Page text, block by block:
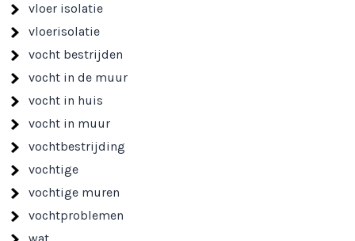
vloer isolatie
vloerisolatie
vocht bestrijden
vocht in de muur
vocht in huis
vocht in muur
vochtbestrijding
vochtige
vochtige muren
vochtproblemen